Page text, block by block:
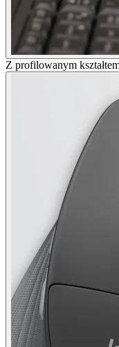
Z profilowanym